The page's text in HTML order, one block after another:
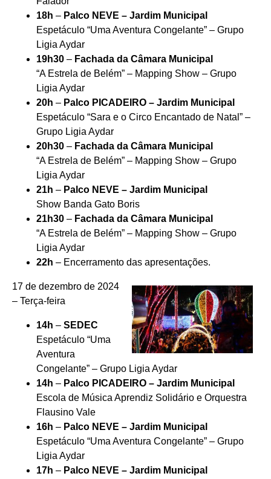
18h – Palco NEVE – Jardim Municipal
Espetáculo “Uma Aventura Congelante” – Grupo
Ligia Aydar
19h30 – Fachada da Câmara Municipal
“A Estrela de Belém” – Mapping Show – Grupo
Ligia Aydar
20h – Palco PICADEIRO – Jardim Municipal
Espetáculo “Sara e o Circo Encantado de Natal” –
Grupo Ligia Aydar
20h30 – Fachada da Câmara Municipal
“A Estrela de Belém” – Mapping Show – Grupo
Ligia Aydar
21h – Palco NEVE – Jardim Municipal
Show Banda Gato Boris
21h30 – Fachada da Câmara Municipal
“A Estrela de Belém” – Mapping Show – Grupo
Ligia Aydar
22h – Encerramento das apresentações.
17 de dezembro de 2024
– Terça-feira
14h – SEDEC
Espetáculo “Uma
Aventura
Congelante” – Grupo Ligia Aydar
14h – Palco PICADEIRO – Jardim Municipal
Escola de Música Aprendiz Solidário e Orquestra
Flausino Vale
16h – Palco NEVE – Jardim Municipal
Espetáculo “Uma Aventura Congelante” – Grupo
Ligia Aydar
17h – Palco NEVE – Jardim Municipal